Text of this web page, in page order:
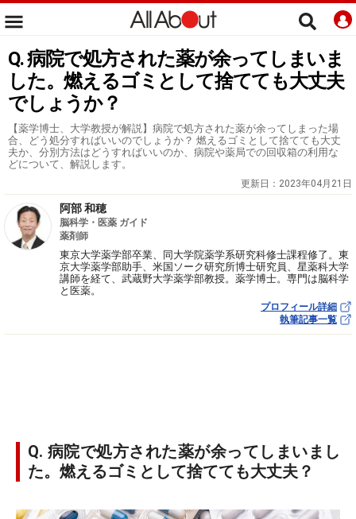
Q. 病院で処方された薬が余ってしまいま
した。燃えるゴミとして捨てても大丈夫
でしょうか？
【薬学博士、大学教授が解説】病院で処方された薬が余ってしまった場
合、どう処分すればいいのでしょうか？ 燃えるゴミとして捨てても大丈
夫か、分別方法はどうすればいいのか、病院や薬局での回収箱の利用な
どについて、解説します。
更新日： 2023年04月21日
阿部 和穂
脳科学・医薬 ガイド
薬剤師
東京大学薬学部卒業、同大学院薬学系研究科修士課程修了。東
京大学薬学部助手、米国ソーク研究所博士研究員、星薬科大学
講師を経て、武蔵野大学薬学部教授。薬学博士。専門は脳科学
と医薬。
プロフィール詳細
執筆記事一覧
Q. 病院で処方された薬が余ってしまいまし
た。燃えるゴミとして捨てても大丈夫？